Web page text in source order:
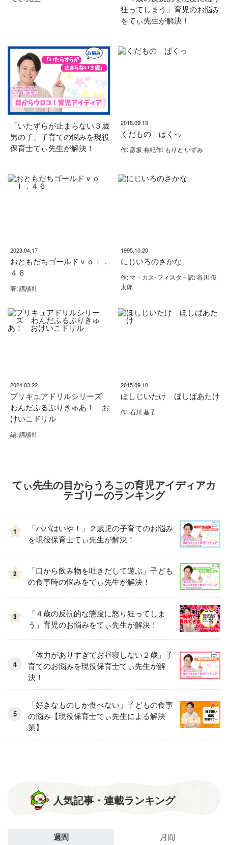
狂ってしまう」育児のお悩み
をてぃ先生が解決！
「いたずらが止まらない３歳
男の子」子育ての悩みを現役
保育士てぃ先生が解決！
2018.09.13
くだもの ぱくっ
作: 彦坂 有紀作: もりと いずみ
2023.04.17
おともだちゴールドｖｏｌ．
４６
著: 講談社
1995.10.20
にじいろのさかな
作: マ－カス･フィスタ－訳: 谷川 俊
太郎
2024.03.22
プリキュアドリルシリーズ
わんだふるぷりきゅあ！ お
けいこドリル
編: 講談社
2015.09.10
ほしじいたけ ほしばあたけ
作: 石川 基子
てぃ先生の目からうろこの育児アイディアカ
テゴリーのランキング
1
「パパはいや！」２歳児の子育てのお悩み
を現役保育士てぃ先生が解決！
2
「口から飲み物を吐きだして遊ぶ」子ども
の食事時の悩みをてぃ先生が解決！
3
「４歳の反抗的な態度に怒り狂ってしま
う」育児のお悩みをてぃ先生が解決！
「体力がありすぎてお昼寝しない２歳」子
育てのお悩みを現役保育士てぃ先生が解
決！
「好きなものしか食べない」子どもの食事
の悩み【現役保育士てぃ先生による解決
策】
人気記事・連載ランキング
週間 月間